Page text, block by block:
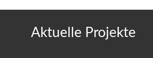
Aktuelle Projekte